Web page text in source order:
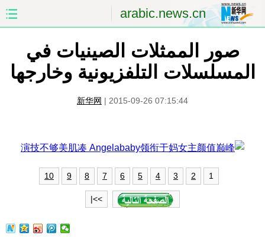
arabic.news.cn
الصين
الشرق الأوسط العالم
الاقتصاد
الرياضة السياحة والبيئة
مؤتمر صحفى للخارجية
صور الممثلات الصينيات في
المسلسلات التلفزيونية وخارجها
新华网 | 2015-09-26 07:15:44
1
2
3
4
5
6
7
8
9
10
>>|